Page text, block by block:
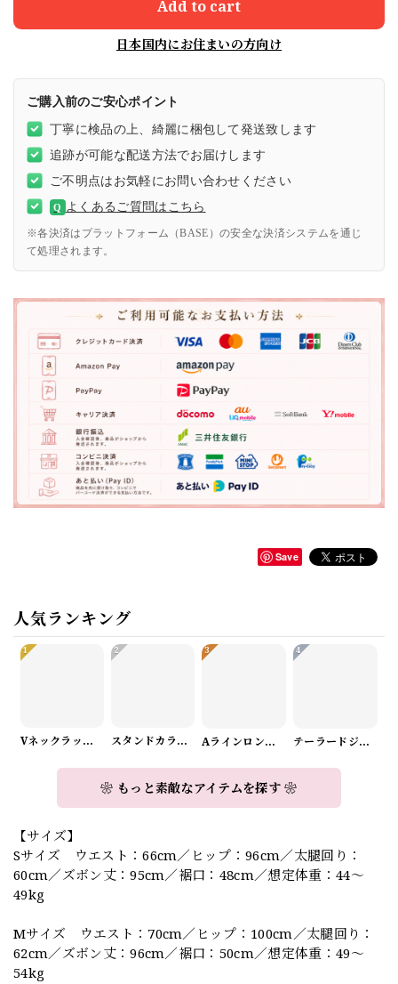
Add to cart
日本国内にお住まいの方向け
ご購入前のご安心ポイント
丁寧に検品の上、綺麗に梱包して発送致します
追跡が可能な配送方法でお届けします
ご不明点はお気軽にお問い合わせください
Q よくあるご質問はこちら
※各決済はプラットフォーム（BASE）の安全な決済システムを通じ
て処理されます。
Save
人気ランキング
1
Vネックラップデザインニット（3color） A1008
2
スタンドカラーロングスリーブリボンブラウス（3color） A1126
3
Aラインロングワンピース（2color） A0908
4
テーラードジャケット＆ワイドパンツスーツwithスカーフ A0987
❀ もっと素敵なアイテムを探す ❀
【サイズ】
Sサイズ ウエスト：66cm／ヒップ：96cm／太腿回り：
60cm／ズボン丈：95cm／裾口：48cm／想定体重：44～
49kg
Mサイズ ウエスト：70cm／ヒップ：100cm／太腿回り：
62cm／ズボン丈：96cm／裾口：50cm／想定体重：49～
54kg